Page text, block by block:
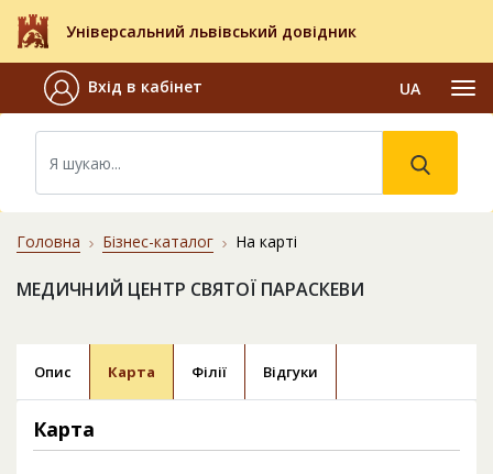
Універсальний львівський довідник
Вхід в кабінет UA
Головна Бізнес-каталог На карті
МЕДИЧНИЙ ЦЕНТР СВЯТОЇ ПАРАСКЕВИ
Опис Карта Філії Відгуки
Карта